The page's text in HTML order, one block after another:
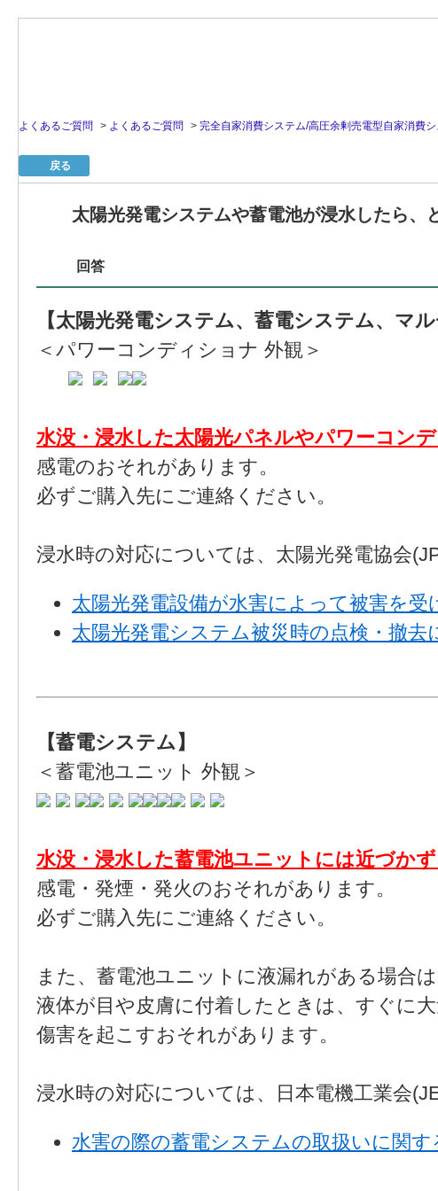
よくあるご質問 > よくあるご質問 > 完全自家消費システム/高圧余剰売電型自家消費シ
戻る
太陽光発電システムや蓄電池が浸水したら、
回答
【太陽光発電システム、蓄電システム、マ
＜パワーコンディショナ 外観＞
水没・浸水した太陽光パネルやパワーコン
感電のおそれがあります。
必ずご購入先にご連絡ください。
浸水時の対応については、太陽光発電協会
太陽光発電設備が水害によって被害を受
太陽光発電システム被災時の点検・撤
【蓄電システム】
＜蓄電池ユニット 外観＞
水没・浸水した蓄電池ユニットには近づか
感電・発煙・発火のおそれがあります。
必ずご購入先にご連絡ください。
また、蓄電池ユニットに液漏れがある場合
液体が目や皮膚に付着したときは、すぐに
傷害を起こすおそれがあります。
浸水時の対応については、日本電機工業会
水害の際の蓄電システムの取扱いに関す